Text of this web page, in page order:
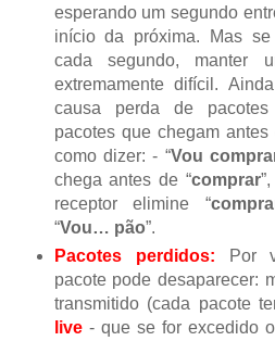
esperando um segundo
início da próxima.
Mas
cada segundo, manter
extremamente difícil.
causa perda de
pacotes que chegam
como dizer: - “Vou
chega antes de “comprar
receptor elimine “
“Vou… pão”.
Pacotes perdidos: Por
pacote pode desaparecer:
transmitido (cada pacote
live - que se for excedido